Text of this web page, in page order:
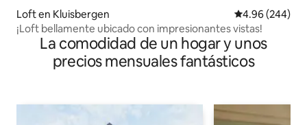
Loft en Kluisbergen Calificación
4.96 (244)
¡Loft bellamente ubicado con impresionantes vistas!
La comodidad de un hogar y unos
precios mensuales fantásticos